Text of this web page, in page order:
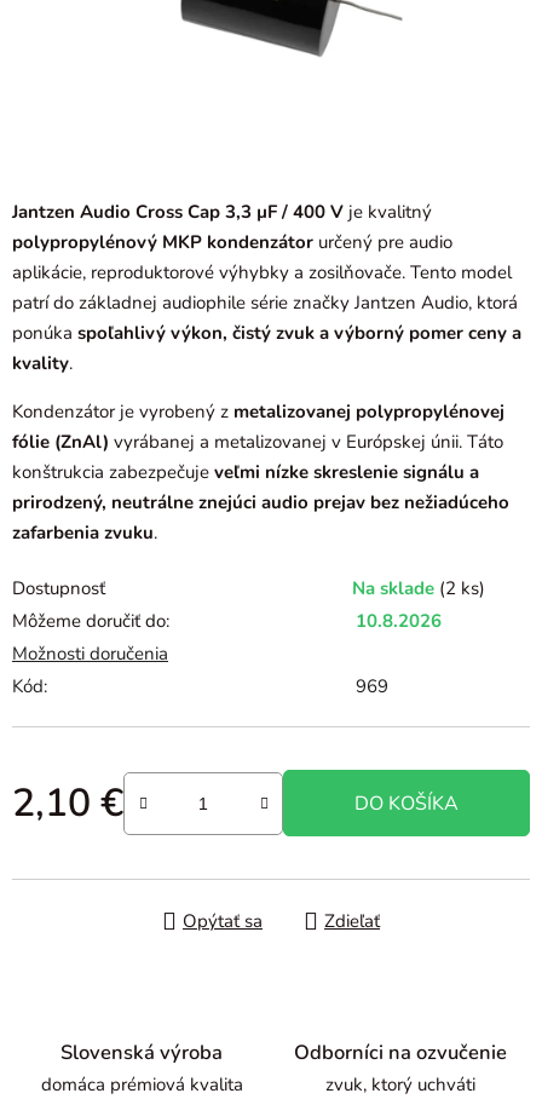
Jantzen Audio Cross Cap 3,3 µF / 400 V je kvalitný
polypropylénový MKP kondenzátor určený pre audio
aplikácie, reproduktorové výhybky a zosilňovače. Tento model
patrí do základnej audiophile série značky Jantzen Audio, ktorá
ponúka spoľahlivý výkon, čistý zvuk a výborný pomer ceny a
kvality.
Kondenzátor je vyrobený z metalizovanej polypropylénovej
fólie (ZnAl) vyrábanej a metalizovanej v Európskej únii. Táto
konštrukcia zabezpečuje veľmi nízke skreslenie signálu a
prirodzený, neutrálne znejúci audio prejav bez nežiadúceho
zafarbenia zvuku.
Dostupnosť Na sklade (2 ks)
Môžeme doručiť do:
10.8.2026
Možnosti doručenia
Kód:
969
2,10 €
Jednotková cena:
DO KOŠÍKA
Opýtať sa Zdieľať
Slovenská výroba
domáca prémiová kvalita
Odborníci na ozvučenie
zvuk, ktorý uchváti